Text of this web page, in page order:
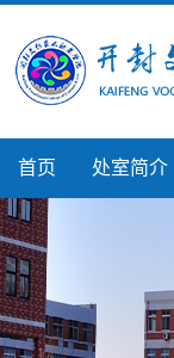
首页 处室简介